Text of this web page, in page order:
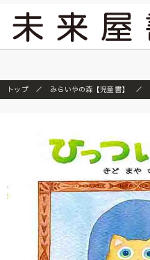
トップ みらいやの森【児童書】